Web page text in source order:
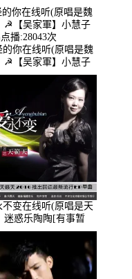
的你在线听(原唱是魏
☭【吴家軍】小慧子
播:28043次
不变在线听(原唱是天
迷惑乐陶陶[有事暂
点播:27678次